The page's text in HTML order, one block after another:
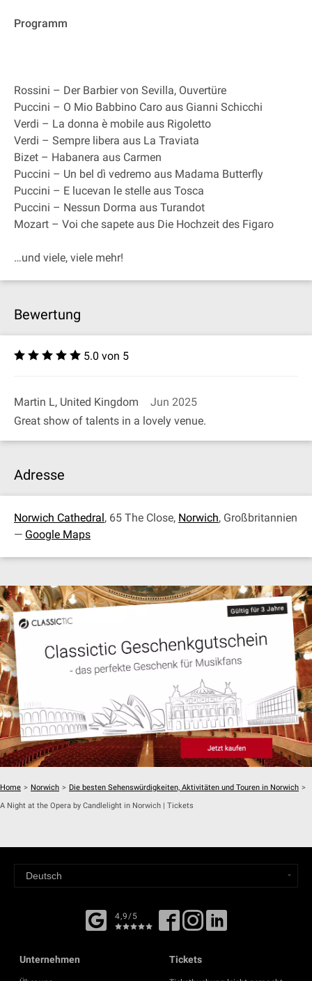
Programm
Rossini – Der Barbier von Sevilla, Ouvertüre
Puccini – O Mio Babbino Caro aus Gianni Schicchi
Verdi – La donna è mobile aus Rigoletto
Verdi – Sempre libera aus La Traviata
Bizet – Habanera aus Carmen
Puccini – Un bel dì vedremo aus Madama Butterfly
Puccini – E lucevan le stelle aus Tosca
Puccini – Nessun Dorma aus Turandot
Mozart – Voi che sapete aus Die Hochzeit des Figaro
…und viele, viele mehr!
Bewertung
5.0 von 5
Martin L, United Kingdom
Jun 2025
Great show of talents in a lovely venue.
Adresse
Norwich Cathedral, 65 The Close, Norwich, Großbritannien
— Google Maps
Home > Norwich > Die besten Sehenswürdigkeiten, Aktivitäten und Touren in Norwich >
A Night at the Opera by Candlelight in Norwich | Tickets
4,9/5
Unternehmen Tickets